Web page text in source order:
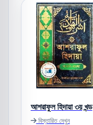
আশরাফুল হিদায়া ৩য় খন্ড
বিস্তারিত দেখুন